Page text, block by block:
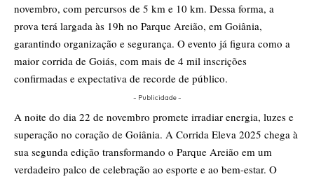
novembro, com percursos de 5 km e 10 km. Dessa forma, a
prova terá largada às 19h no Parque Areião, em Goiânia,
garantindo organização e segurança. O evento já figura como a
maior corrida de Goiás, com mais de 4 mil inscrições
confirmadas e expectativa de recorde de público.
- Publicidade -
A noite do dia 22 de novembro promete irradiar energia, luzes e
superação no coração de Goiânia. A Corrida Eleva 2025 chega à
sua segunda edição transformando o Parque Areião em um
verdadeiro palco de celebração ao esporte e ao bem-estar. O